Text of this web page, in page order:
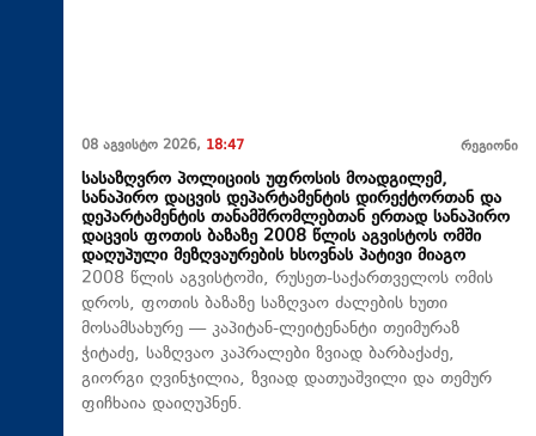
08 აგვისტო 2026, 18:47 რეგიონი
სასაზღვრო პოლიციის უფროსის მოადგილემ,
სანაპირო დაცვის დეპარტამენტის დირექტორთან და
დეპარტამენტის თანამშრომლებთან ერთად სანაპირო
დაცვის ფოთის ბაზაზე 2008 წლის აგვისტოს ომში
დაღუპული მეზღვაურების ხსოვნას პატივი მიაგო
2008 წლის აგვისტოში, რუსეთ-საქართველოს ომის
დროს, ფოთის ბაზაზე საზღვაო ძალების ხუთი
მოსამსახურე — კაპიტან-ლეიტენანტი თეიმურაზ
ჭიტაძე, საზღვაო კაპრალები ზვიად ბარბაქაძე,
გიორგი ღვინჯილია, ზვიად დათუაშვილი და თემურ
ფიჩხაია დაიღუპნენ.